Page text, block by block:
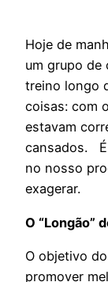
Hoje de
um grupo de
treino longo
coisas: com
estavam
cansados.
no nosso
exagerar.
O “Longão”
O objetivo
promover